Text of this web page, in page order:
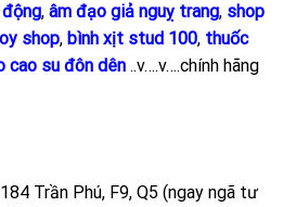
, âm đạo giả nguỵ trang, shop
shop, bình xịt stud 100, thuốc
cao su đôn dên ..v….v….chính hãng
Trần Phú, F9, Q5 (ngay ngã tư